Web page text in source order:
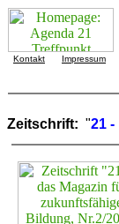
Kontakt Impressum
Zeitschrift: "21